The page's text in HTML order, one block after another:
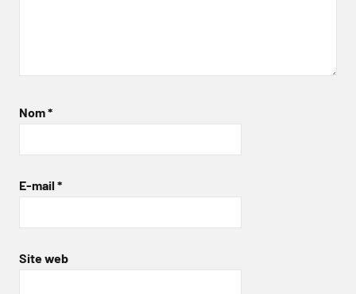
Nom*
E-mail *
Site web